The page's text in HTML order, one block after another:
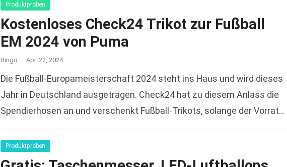
Produktproben
Kostenloses Check24 Trikot zur Fußball
EM 2024 von Puma
Ringo · Apr. 22, 2024
Die Fußball-Europameisterschaft 2024 steht ins Haus und wird dieses
Jahr in Deutschland ausgetragen. Check24 hat zu diesem Anlass die
Spendierhosen an und verschenkt Fußball-Trikots, solange der Vorrat
Produktproben